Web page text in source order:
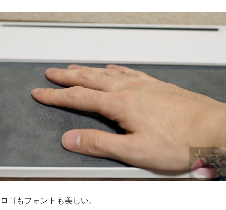
ロゴもフォントも美しい。